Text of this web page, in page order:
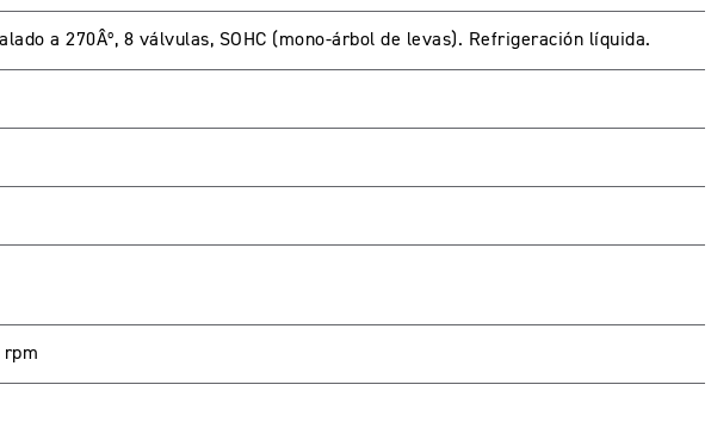
a 270Âº, 8 válvulas, SOHC (mono-árbol de levas). Refrigeración líquida.
rpm